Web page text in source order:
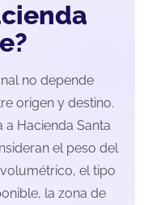
no depende
origen y destino.
a Hacienda Santa
el peso del
el tipo
la zona de